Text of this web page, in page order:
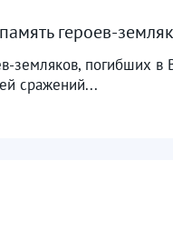
героев-
земляков, погибших в
сражений...